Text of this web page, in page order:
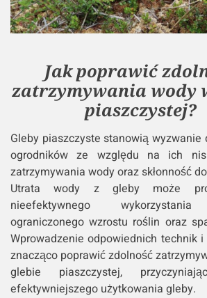
Jak poprawić
zatrzymywania wody
piaszczystej?
Gleby piaszczyste stanowią wyzwanie
ogrodników ze względu na ich
zatrzymywania wody oraz skłonność
Utrata wody z gleby może
nieefektywnego
ograniczonego wzrostu roślin oraz
Wprowadzenie odpowiednich technik
znacząco poprawić zdolność
glebie piaszczystej,
efektywniejszego użytkowania gleby.